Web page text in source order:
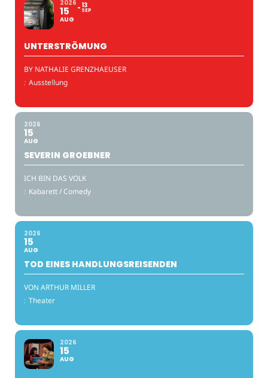
2026
15
AUG
13
SEP
UNTERSTRÖMUNG
BY NATHALIE GRENZHAEUSER
: Ausstellung
2026
15
AUG
SEVERIN GROEBNER
ICH BIN DAS VOLK
: Kabarett / Comedy
2026
15
AUG
TOD EINES HANDLUNGSREISENDEN
VON ARTHUR MILLER
: Theater
2026
15
AUG